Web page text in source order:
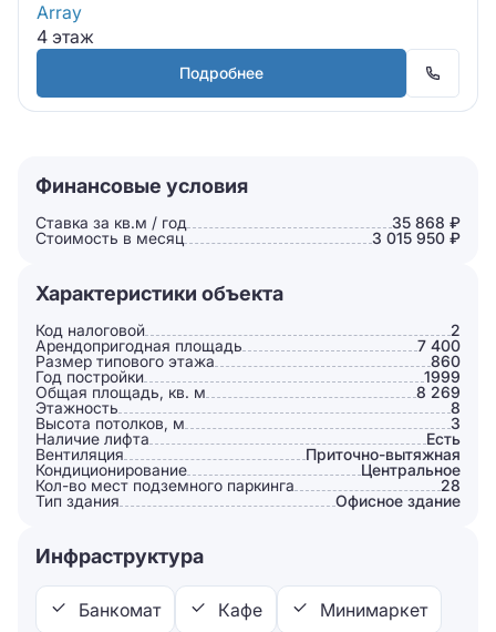
Array
4 этаж
Подробнее
Финансовые условия
Ставка за кв.м / год
35 868 ₽
Стоимость в месяц
3 015 950 ₽
Характеристики объекта
Код налоговой
2
Арендопригодная площадь
7 400
Размер типового этажа
860
Год постройки
1999
Общая площадь, кв. м
8 269
Этажность
8
Высота потолков, м
3
Наличие лифта
Есть
Вентиляция
Приточно-вытяжная
Кондиционирование
Центральное
Кол-во мест подземного паркинга
28
Тип здания
Офисное здание
Инфраструктура
Банкомат Кафе Минимаркет